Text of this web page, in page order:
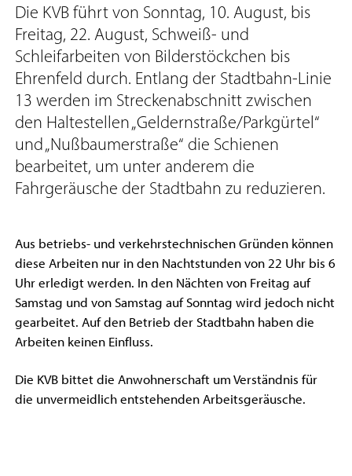
Die KVB führt von Sonntag, 10. August, bis
Freitag, 22. August, Schweiß- und
Schleifarbeiten von Bilderstöckchen bis
Ehrenfeld durch. Entlang der Stadtbahn-Linie
13 werden im Streckenabschnitt zwischen
den Haltestellen „Geldernstraße/Parkgürtel“
und „Nußbaumerstraße“ die Schienen
bearbeitet, um unter anderem die
Fahrgeräusche der Stadtbahn zu reduzieren.
Aus betriebs- und verkehrstechnischen Gründen können
diese Arbeiten nur in den Nachtstunden von 22 Uhr bis 6
Uhr erledigt werden. In den Nächten von Freitag auf
Samstag und von Samstag auf Sonntag wird jedoch nicht
gearbeitet. Auf den Betrieb der Stadtbahn haben die
Arbeiten keinen Einfluss.
Die KVB bittet die Anwohnerschaft um Verständnis für
die unvermeidlich entstehenden Arbeitsgeräusche.